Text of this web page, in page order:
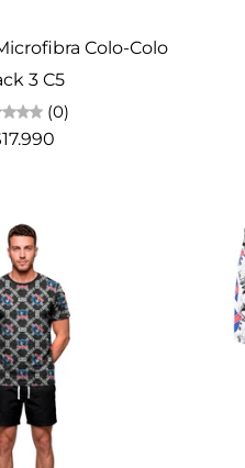
Colo-Colo
3 C5
(0)